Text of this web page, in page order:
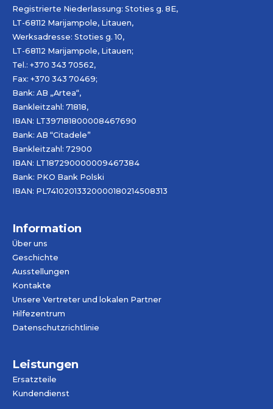
Registrierte Niederlassung: Stoties g. 8E,
LT-68112 Marijampole, Litauen,
Werksadresse: Stoties g. 10,
LT-68112 Marijampole, Litauen;
Tel.: +370 343 70562,
Fax: +370 343 70469;
Bank: AB „Artea“,
Bankleitzahl: 71818,
IBAN: LT397181800008467690
Bank: AB “Citadele”
Bankleitzahl: 72900
IBAN: LT187290000009467384
Bank: PKO Bank Polski
IBAN: PL74102013320000180214508313
Information
Über uns
Geschichte
Ausstellungen
Kontakte
Unsere Vertreter und lokalen Partner
Hilfezentrum
Datenschutzrichtlinie
Leistungen
Ersatzteile
Kundendienst